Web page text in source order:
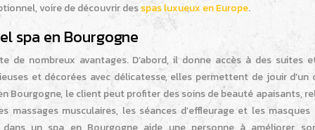
voire de découvrir desspas luxueux en Europe.
spa en Bourgogne
de nombreux avantages. D’abord, il donne accès à des suites
et décorées avec délicatesse, elles permettent de jouir
Bourgogne, le client peut profiter des soins de beauté apaisants,
musculaires, les séances d’effleurage et les